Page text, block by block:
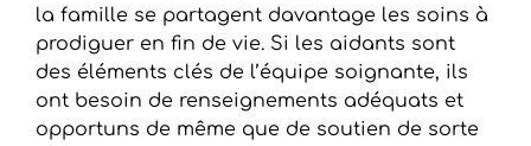
la famille se partagent davantage les soins à
prodiguer en fin de vie. Si les aidants sont
des éléments clés de l’équipe soignante, ils
ont besoin de renseignements adéquats et
opportuns de même que de soutien de sorte